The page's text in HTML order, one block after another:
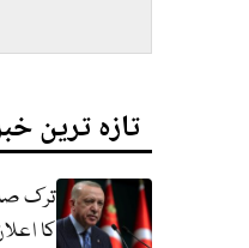
تازہ ترین
ترک
کا